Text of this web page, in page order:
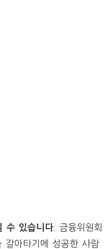
수 있습니다. 금융위원회
아타기에 성공한 사람